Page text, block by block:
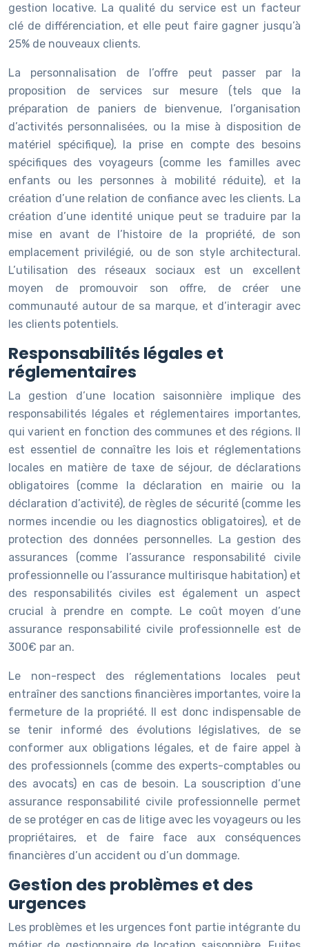
gestion locative. La qualité du service est un facteur
clé de différenciation, et elle peut faire gagner jusqu’à
25% de nouveaux clients.
La personnalisation de l’offre peut passer par la
proposition de services sur mesure (tels que la
préparation de paniers de bienvenue, l’organisation
d’activités personnalisées, ou la mise à disposition de
matériel spécifique), la prise en compte des besoins
spécifiques des voyageurs (comme les familles avec
enfants ou les personnes à mobilité réduite), et la
création d’une relation de confiance avec les clients. La
création d’une identité unique peut se traduire par la
mise en avant de l’histoire de la propriété, de son
emplacement privilégié, ou de son style architectural.
L’utilisation des réseaux sociaux est un excellent
moyen de promouvoir son offre, de créer une
communauté autour de sa marque, et d’interagir avec
les clients potentiels.
Responsabilités légales et
réglementaires
La gestion d’une location saisonnière implique des
responsabilités légales et réglementaires importantes,
qui varient en fonction des communes et des régions. Il
est essentiel de connaître les lois et réglementations
locales en matière de taxe de séjour, de déclarations
obligatoires (comme la déclaration en mairie ou la
déclaration d’activité), de règles de sécurité (comme les
normes incendie ou les diagnostics obligatoires), et de
protection des données personnelles. La gestion des
assurances (comme l’assurance responsabilité civile
professionnelle ou l’assurance multirisque habitation) et
des responsabilités civiles est également un aspect
crucial à prendre en compte. Le coût moyen d’une
assurance responsabilité civile professionnelle est de
300€ par an.
Le non-respect des réglementations locales peut
entraîner des sanctions financières importantes, voire la
fermeture de la propriété. Il est donc indispensable de
se tenir informé des évolutions législatives, de se
conformer aux obligations légales, et de faire appel à
des professionnels (comme des experts-comptables ou
des avocats) en cas de besoin. La souscription d’une
assurance responsabilité civile professionnelle permet
de se protéger en cas de litige avec les voyageurs ou les
propriétaires, et de faire face aux conséquences
financières d’un accident ou d’un dommage.
Gestion des problèmes et des
urgences
Les problèmes et les urgences font partie intégrante du